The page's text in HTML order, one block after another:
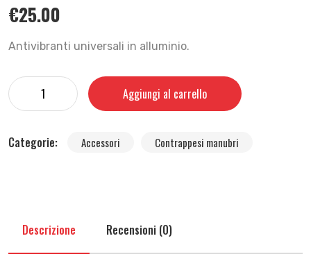
€25.00
Antivibranti universali in alluminio.
Aggiungi al carrello
Categorie: Accessori Contrappesi manubri
Descrizione Recensioni (0)